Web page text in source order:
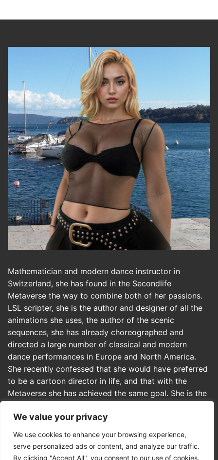
We value your privacy
We use cookies to enhance your browsing experience,
serve personalized ads or content, and analyze our traffic.
By clicking "Accept All", you consent to our use of cookies.
Mathematician and modern dance instructor in
Switzerland, she has found in the Secondlife
Metaverse the way to combine both of her passions.
LSL scripter, she is the author and designer of all the
animations she uses, the author of the scenic
sequences, she has already choreographed and
directed a large number of classical and modern
dance performances in Europe and North America.
She recently confessed that she would have preferred
to be a cartoon director in life, and that with the
Metaverse she has achieved the same goal. She is the
charge of directing, art direction and casting. In
addition, she actively collaborates with some US
virtual theaters.